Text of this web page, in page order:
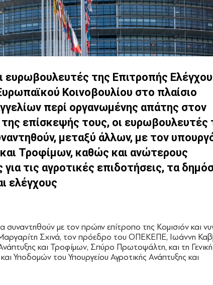
ευρωβουλευτές της Επιτροπής
Κοινοβουλίου στο πλαίσιο
περί οργανωμένης απάτης στον
της επίσκεψής τους, οι ευρωβουλευτές
μεταξύ άλλων, με τον
Τροφίμων, καθώς και ανώτερους
τις αγροτικές επιδοτήσεις, τα
ελέγχους
συναντηθούν με τον πρώην επίτροπο της Κομισιόν και
Σχινά, τον πρόεδρο του ΟΠΕΚΕΠΕ, Ιωάννη
και Τροφίμων, Σπύρο Πρωτοψάλτη, και τη Γενική
Υποδομών του Υπουργείου Αγροτικής Ανάπτυξης και